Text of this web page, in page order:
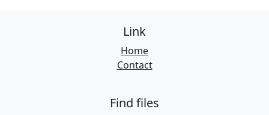
Link
Home
Contact
Find files